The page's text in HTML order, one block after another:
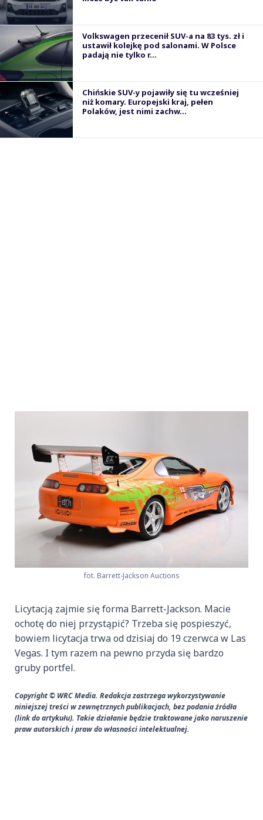
Volkswagen przecenił SUV-a na 83 tys. zł i
ustawił kolejkę pod salonami. W Polsce
padają nie tylko r...
Chińskie SUV-y pojawiły się tu wcześniej
niż komary. Europejski kraj, pełen
Polaków, jest nimi zachw...
fot. Barrett-Jackson Auctions
Licytacją zajmie się forma Barrett-Jackson. Macie
ochotę do niej przystąpić? Trzeba się pospieszyć,
bowiem licytacja trwa od dzisiaj do 19 czerwca w Las
Vegas. I tym razem na pewno przyda się bardzo
gruby portfel.
Copyright © WRC Media. Redakcja zastrzega wykorzystywanie
niniejszej treści w zewnętrznych publikacjach, bez podania źródła
(link do artykułu). Takie działanie będzie traktowane jako naruszenie
praw autorskich i praw do własności intelektualnej.